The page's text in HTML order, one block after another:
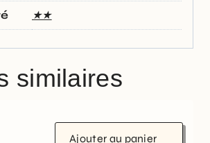
★★
similaires
Ajouter au panier